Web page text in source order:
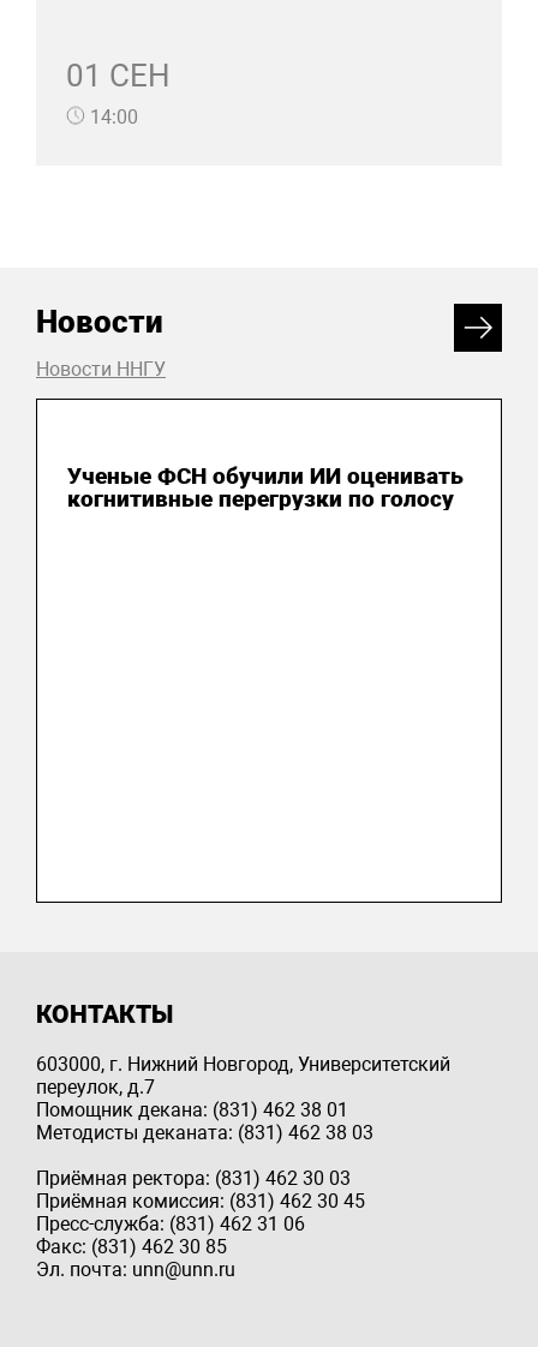
01 СЕН
14:00
Новости
Новости ННГУ
Ученые ФСН обучили ИИ оценивать
когнитивные перегрузки по голосу
КОНТАКТЫ
603000, г. Нижний Новгород, Университетский
переулок, д.7
Помощник декана: (831) 462 38 01
Методисты деканата: (831) 462 38 03
Приёмная ректора: (831) 462 30 03
Приёмная комиссия: (831) 462 30 45
Пресс-служба: (831) 462 31 06
Факс: (831) 462 30 85
Эл. почта: unn@unn.ru